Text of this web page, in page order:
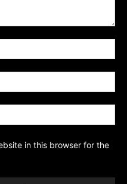
in this browser for the